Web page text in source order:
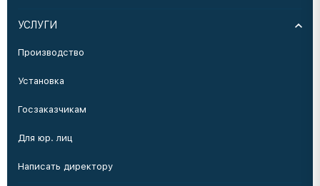
УСЛУГИ
Производство
Установка
Госзаказчикам
Для юр. лиц
Написать директору